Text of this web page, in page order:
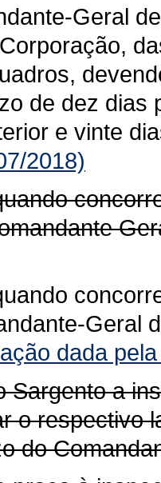
Geral
de dez dias
e vinte
2018)
Geral
dada
Sargento a
o respectivo
do